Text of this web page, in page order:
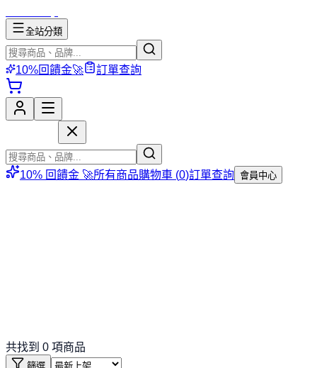
全站分類
10%回饋金🚀 訂單查詢
10% 回饋金 🚀所有商品購物車 (0)訂單查詢 會員中心
共找到 0 項商品